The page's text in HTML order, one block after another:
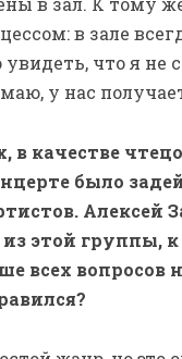
жанр, но это
есть
он участвовал в
забавным
вместе с
пел
заразительно.
брать его в
спектакля